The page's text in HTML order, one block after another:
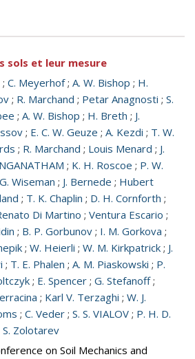
sols et leur mesure
; C. Meyerhof; A. W. Bishop ; H.
; R. Marchand ; Petar Anagnosti ; S.
; A. W. Bishop ; H. Breth ; J.
; E. C. W. Geuze ; A. Kezdi ; T. W.
; R. Marchand ; Louis Menard ; J.
; K. H. Roscoe ; P. W.
G. Wiseman ; J. Bernede ; Hubert
; T. K. Chaplin ; D. H. Cornforth ;
Di Martino ; Ventura Escario ;
; B. P. Gorbunov ; I. M. Gorkova ;
; W. Heierli ; W. M. Kirkpatrick ; J.
; T. E. Phalen ; A. M. Piaskowski ; P.
; E. Spencer ; G. Stefanoff;
; Karl V. Terzaghi ; W. J.
; C. Veder ; S. S. VIALOV ; P. H. D.
S. Zolotarev
on Soil Mechanics and